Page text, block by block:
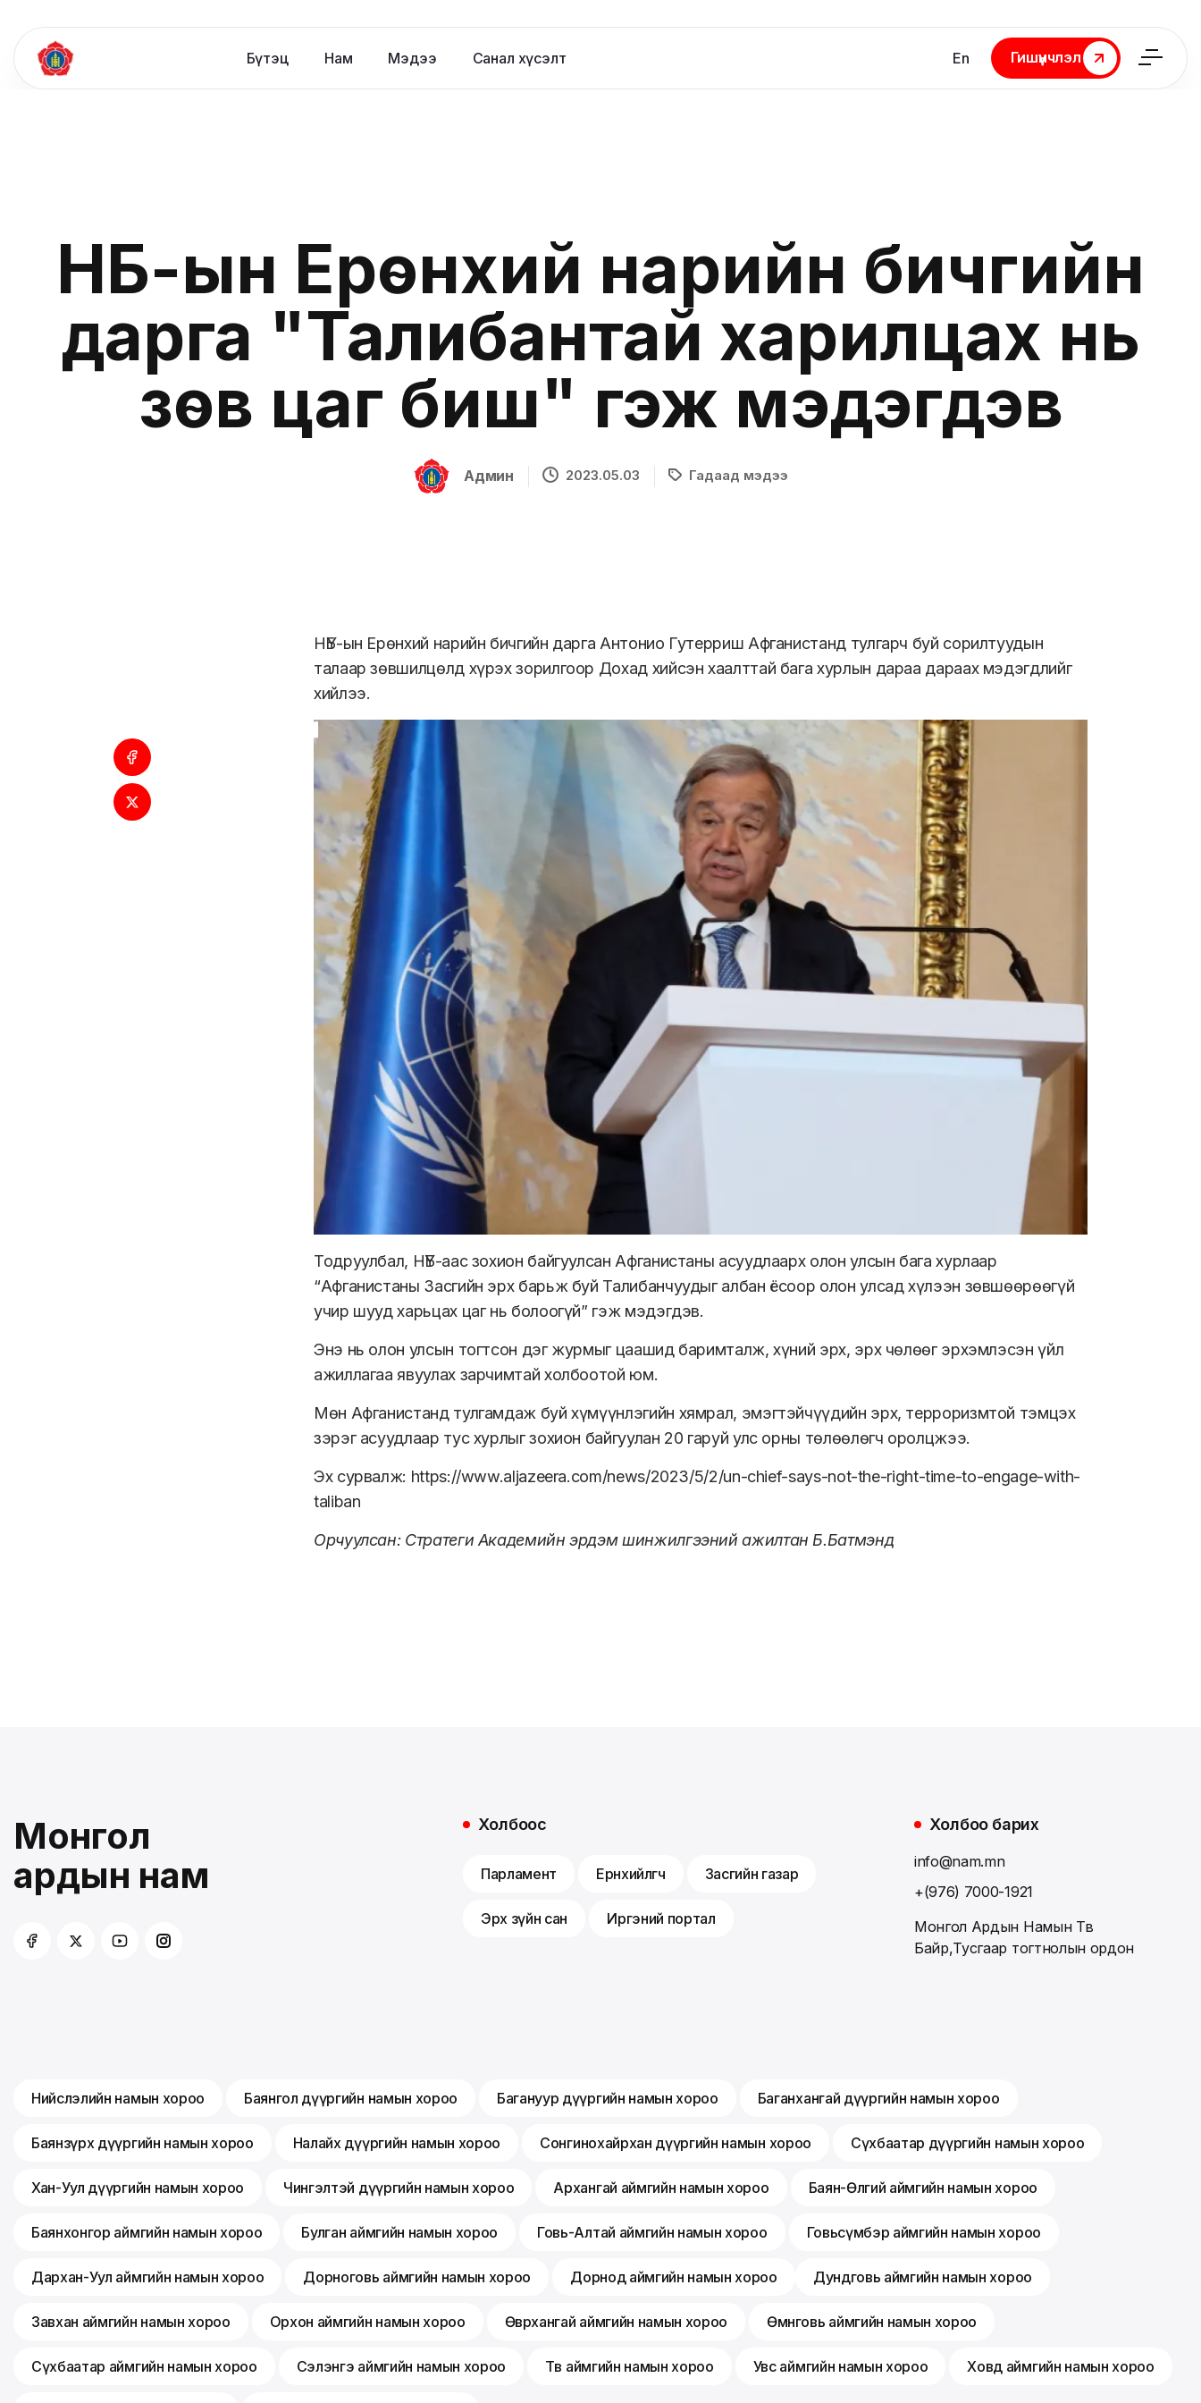
Бүтэц Нам Мэдээ Санал хүсэлт En
Гишүүнчлэл
Гишүүнчлэл
НҮБ-ын Ерөнхий нарийн бичгийн
дарга "Талибантай харилцах нь
зөв цаг биш" гэж мэдэгдэв
Админ 2023.05.03 Гадаад мэдээ
НҮБ-ын Ерөнхий нарийн бичгийн дарга Антонио Гутерриш Афганистанд тулгарч буй сорилтуудын
талаар зөвшилцөлд хүрэх зорилгоор Дохад хийсэн хаалттай бага хурлын дараа дараах мэдэгдлийг
хийлээ.
Тодруулбал, НҮБ-аас зохион байгуулсан Афганистаны асуудлаарх олон улсын бага хурлаар
“Афганистаны Засгийн эрх барьж буй Талибанчуудыг албан ёсоор олон улсад хүлээн зөвшөөрөөгүй
учир шууд харьцах цаг нь болоогүй” гэж мэдэгдэв.
Энэ нь олон улсын тогтсон дэг журмыг цаашид баримталж, хүний эрх, эрх чөлөөг эрхэмлэсэн үйл
ажиллагаа явуулах зарчимтай холбоотой юм.
Мөн Афганистанд тулгамдаж буй хүмүүнлэгийн хямрал, эмэгтэйчүүдийн эрх, терроризмтой тэмцэх
зэрэг асуудлаар тус хурлыг зохион байгуулан 20 гаруй улс орны төлөөлөгч оролцжээ.
Эх сурвалж: https://www.aljazeera.com/news/2023/5/2/un-chief-says-not-the-right-time-to-engage-with-
taliban
Орчуулсан: Стратеги Академийн эрдэм шинжилгээний ажилтан Б.Батмэнд
Монгол
ардын нам
Холбоос
Парламент Ерөнхийлөгч Засгийн газар
Эрх зүйн сан Иргэний портал
Холбоо барих
info@nam.mn
+(976) 7000-1921
Монгол Ардын Намын Төв
Байр,Тусгаар тогтнолын ордон
Нийслэлийн намын хороо Баянгол дүүргийн намын хороо Багануур дүүргийн намын хороо Баганхангай дүүргийн намын хороо
Баянзүрх дүүргийн намын хороо Налайх дүүргийн намын хороо Сонгинохайрхан дүүргийн намын хороо Сүхбаатар дүүргийн намын хороо
Хан-Уул дүүргийн намын хороо Чингэлтэй дүүргийн намын хороо Архангай аймгийн намын хороо Баян-Өлгий аймгийн намын хороо
Баянхонгор аймгийн намын хороо Булган аймгийн намын хороо Говь-Алтай аймгийн намын хороо Говьсүмбэр аймгийн намын хороо
Дархан-Уул аймгийн намын хороо Дорноговь аймгийн намын хороо Дорнод аймгийн намын хороо Дундговь аймгийн намын хороо
Завхан аймгийн намын хороо Орхон аймгийн намын хороо Өвөрхангай аймгийн намын хороо Өмнөговь аймгийн намын хороо
Сүхбаатар аймгийн намын хороо Сэлэнгэ аймгийн намын хороо Төв аймгийн намын хороо Увс аймгийн намын хороо Ховд аймгийн намын хороо